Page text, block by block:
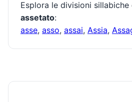
Esplora le divisioni
assetato:
asse, asso, assai, Assia,